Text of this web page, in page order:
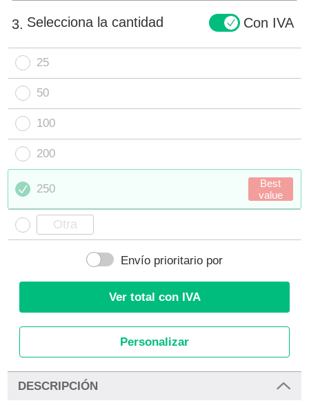
3. Selecciona la cantidad Con IVA
25
50
100
200
250
Best
value
Envío prioritario por
Ver total con IVA
Personalizar
DESCRIPCIÓN